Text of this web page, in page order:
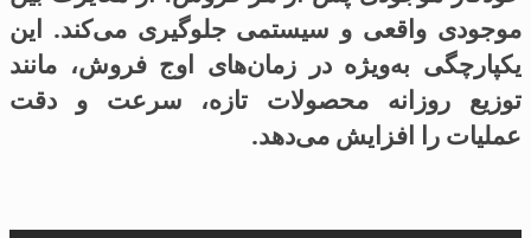
موجودی واقعی و سیستمی جلوگیری می‌کند. این
یکپارچگی به‌ویژه در زمان‌های اوج فروش، مانند
توزیع روزانه محصولات تازه، سرعت و دقت
عملیات را افزایش می‌دهد.